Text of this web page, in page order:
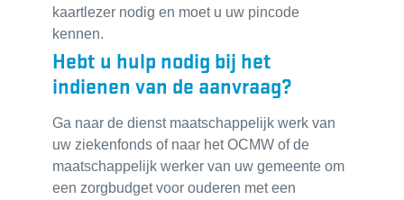
kaartlezer nodig en moet u uw pincode
kennen.
Hebt u hulp nodig bij het
indienen van de aanvraag?
Ga naar de dienst maatschappelijk werk van
uw ziekenfonds of naar het OCMW of de
maatschappelijk werker van uw gemeente om
een zorgbudget voor ouderen met een